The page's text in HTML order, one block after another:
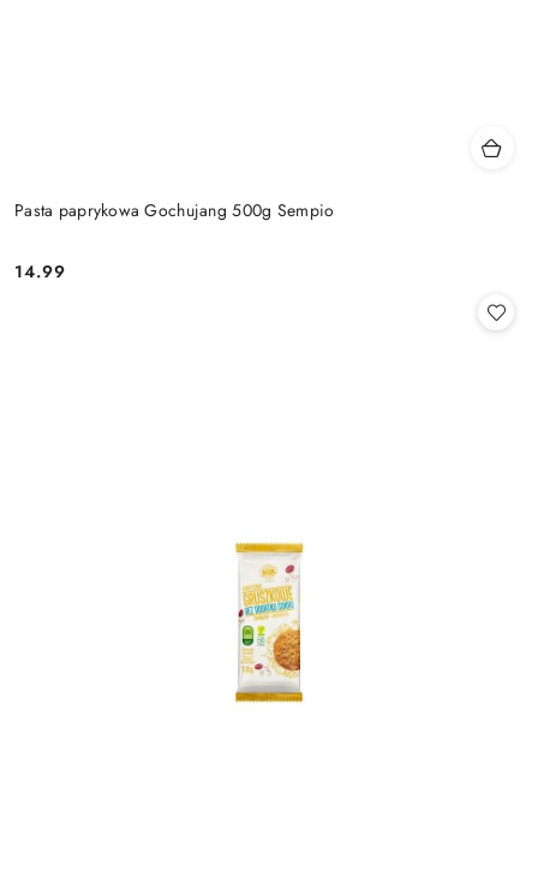
Pasta paprykowa Gochujang 500g Sempio
Cena:
14.99